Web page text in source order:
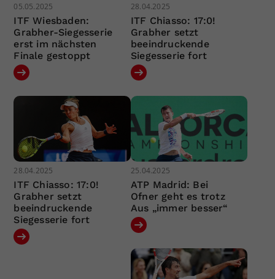
05.05.2025
ITF Wiesbaden:
Grabher-Siegesserie
erst im nächsten
Finale gestoppt
28.04.2025
ITF Chiasso: 17:0!
Grabher setzt
beeindruckende
Siegesserie fort
28.04.2025
ITF Chiasso: 17:0!
Grabher setzt
beeindruckende
Siegesserie fort
25.04.2025
ATP Madrid: Bei
Ofner geht es trotz
Aus „immer besser“